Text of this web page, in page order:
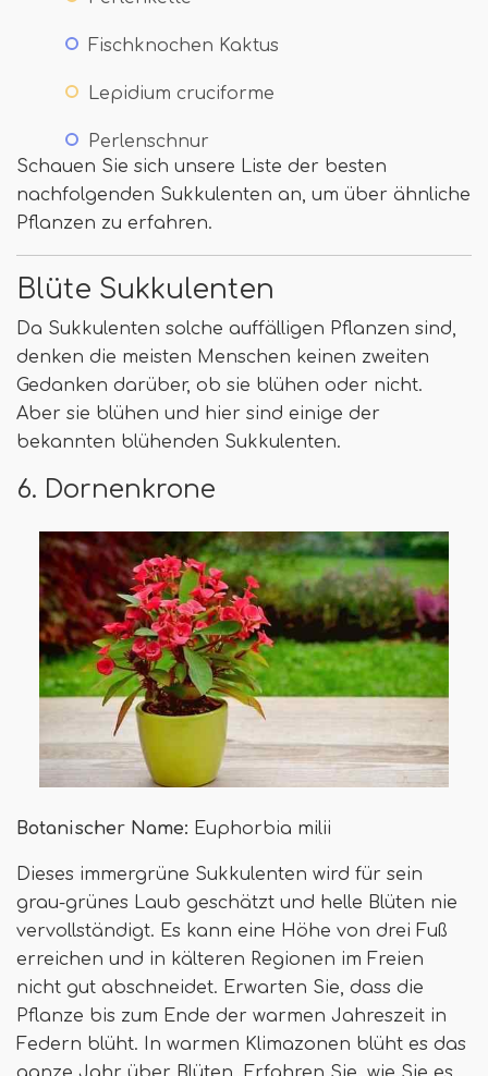
Fischknochen Kaktus
Lepidium cruciforme
Perlenschnur
Schauen Sie sich unsere Liste der besten
nachfolgenden Sukkulenten an, um über ähnliche
Pflanzen zu erfahren.
Blüte Sukkulenten
Da Sukkulenten solche auffälligen Pflanzen sind,
denken die meisten Menschen keinen zweiten
Gedanken darüber, ob sie blühen oder nicht.
Aber sie blühen und hier sind einige der
bekannten blühenden Sukkulenten.
6. Dornenkrone
Botanischer Name: Euphorbia milii
Dieses immergrüne Sukkulenten wird für sein
grau-grünes Laub geschätzt und helle Blüten nie
vervollständigt. Es kann eine Höhe von drei Fuß
erreichen und in kälteren Regionen im Freien
nicht gut abschneidet. Erwarten Sie, dass die
Pflanze bis zum Ende der warmen Jahreszeit in
Federn blüht. In warmen Klimazonen blüht es das